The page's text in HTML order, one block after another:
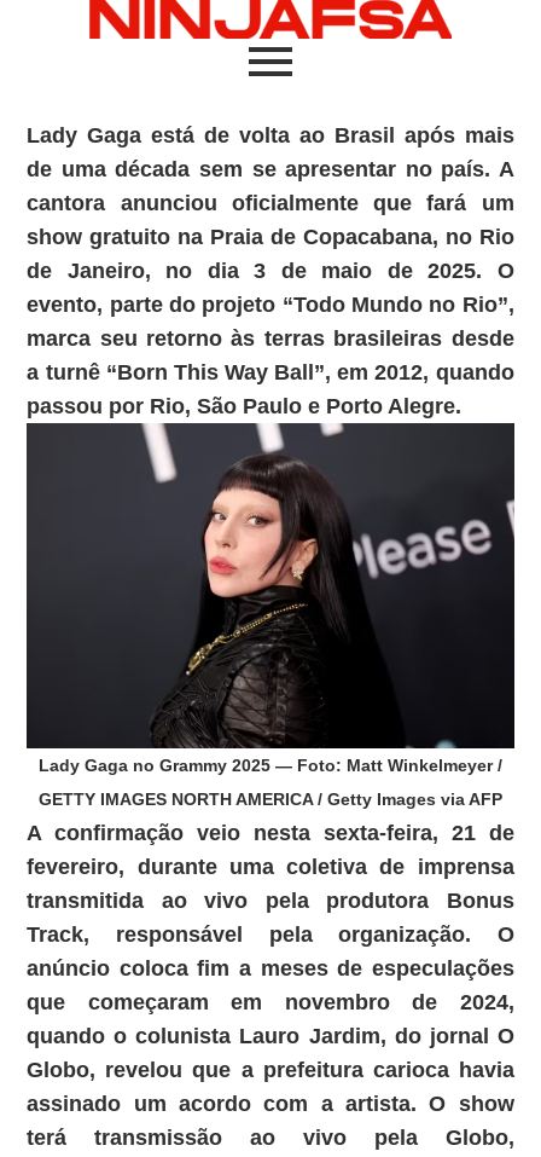
Lady Gaga está de volta ao Brasil após mais
de uma década sem se apresentar no país. A
cantora anunciou oficialmente que fará um
show gratuito na Praia de Copacabana, no Rio
de Janeiro, no dia 3 de maio de 2025. O
evento, parte do projeto “Todo Mundo no Rio”,
marca seu retorno às terras brasileiras desde
a turnê “Born This Way Ball”, em 2012, quando
passou por Rio, São Paulo e Porto Alegre.
Lady Gaga no Grammy 2025 — Foto: Matt Winkelmeyer /
GETTY IMAGES NORTH AMERICA / Getty Images via AFP
A confirmação veio nesta sexta-feira, 21 de
fevereiro, durante uma coletiva de imprensa
transmitida ao vivo pela produtora Bonus
Track, responsável pela organização. O
anúncio coloca fim a meses de especulações
que começaram em novembro de 2024,
quando o colunista Lauro Jardim, do jornal O
Globo, revelou que a prefeitura carioca havia
assinado um acordo com a artista. O show
terá transmissão ao vivo pela Globo,